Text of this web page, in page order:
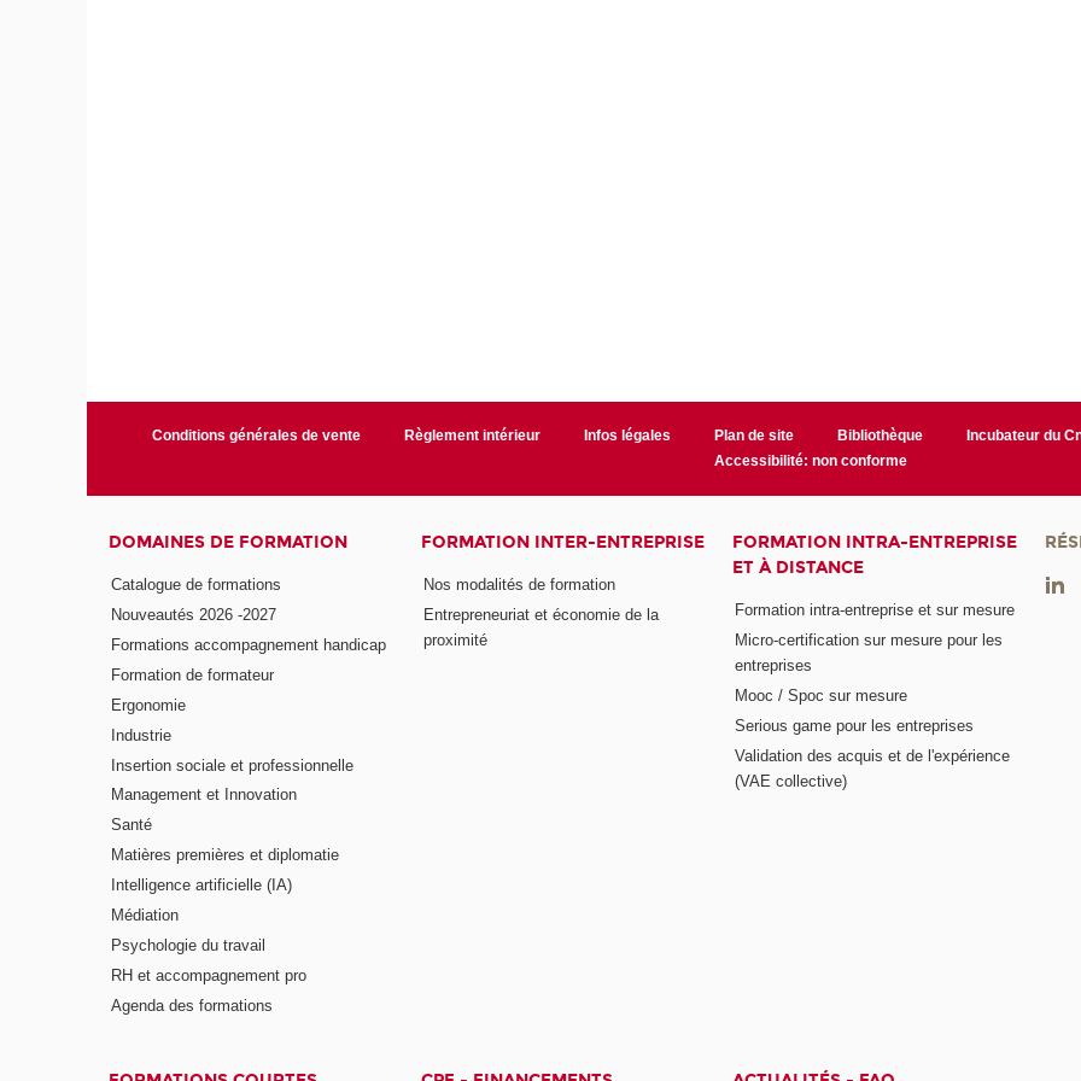
Conditions générales de vente Règlement intérieur Infos légales Plan de site Bibliothèque Incubateur du
Accessibilité: non conforme
DOMAINES DE FORMATION
Catalogue de formations
Nouveautés 2026 -2027
Formations accompagnement handicap
Formation de formateur
Ergonomie
Industrie
Insertion sociale et professionnelle
Management et Innovation
Santé
Matières premières et diplomatie
Intelligence artificielle (IA)
Médiation
Psychologie du travail
RH et accompagnement pro
Agenda des formations
FORMATION INTER-ENTREPRISE
Nos modalités de formation
Entrepreneuriat et économie de la
proximité
FORMATION INTRA-ENTREPRISE
ET À DISTANCE
Formation intra-entreprise et sur mesure
Micro-certification sur mesure pour les
entreprises
Mooc / Spoc sur mesure
Serious game pour les entreprises
Validation des acquis et de l'expérience
(VAE collective)